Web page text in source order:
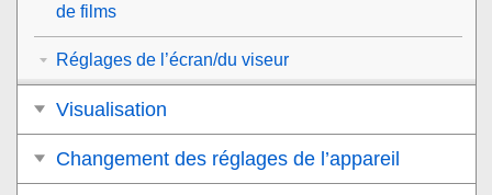
de films
Réglages de l’écran/du viseur
Visualisation
Changement des réglages de l’appareil